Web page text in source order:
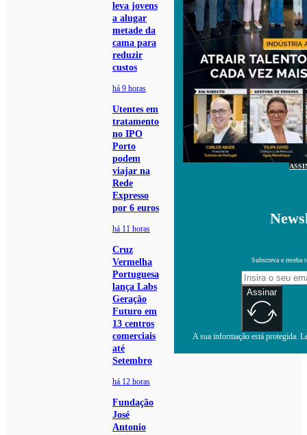
leva jovens
a alugar
metade da
cama para
reduzir
custos
há 9 horas
Utentes em
tratamento
no IPO
Porto
podem
viajar na
Rede
Expresso
por 6 euros
há 11 horas
Cruz
Vermelha
Portuguesa
lança Labs
Geração
Futuro em
13 centros
comerciais
até
Setembro
há 12 horas
Fundação
José
Antonio
Subscreva e receba
Assinar
A sua informação está protegida.